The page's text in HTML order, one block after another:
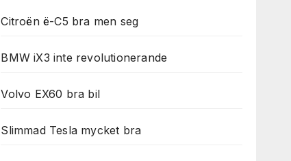
Citroën ë-C5 bra men seg
BMW iX3 inte revolutionerande
Volvo EX60 bra bil
Slimmad Tesla mycket bra